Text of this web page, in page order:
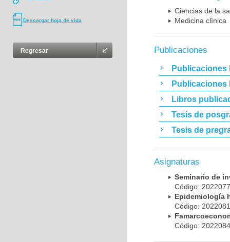
Descargar hoja de vida
Regresar
Ciencias de la
Medicina clínica
Publicaciones
Publicaciones
Publicaciones
Libros
Tesis de
Tesis de
Asignaturas
Seminario de
Código:
Epidemiología
Código:
Código: